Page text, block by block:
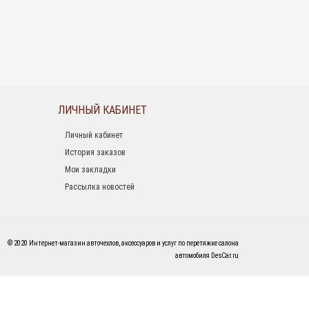
ЛИЧНЫЙ КАБИНЕТ
Личный кабинет
История заказов
Мои закладки
Рассылка новостей
© 2020 Интернет-магазин авточехлов, аксессуаров и услуг по перетяжке салона
автомобиля DesCar.ru